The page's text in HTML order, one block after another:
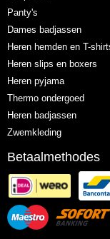
Panty's
Dames badjassen
Heren hemden en T-
Heren slips en boxers
Heren pyjama
Thermo ondergoed
Heren badjassen
Zwemkleding
Betaalmethodes